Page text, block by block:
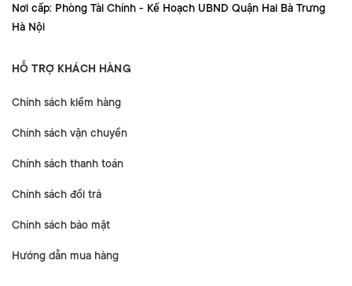
Nơi cấp: Phòng Tài Chính - Kế Hoạch UBND Quận Hai Bà Trưng
Hà Nội
HỖ TRỢ KHÁCH HÀNG
Chính sách kiểm hàng
Chính sách vận chuyển
Chính sách thanh toán
Chính sách đổi trả
Chính sách bảo mật
Hướng dẫn mua hàng